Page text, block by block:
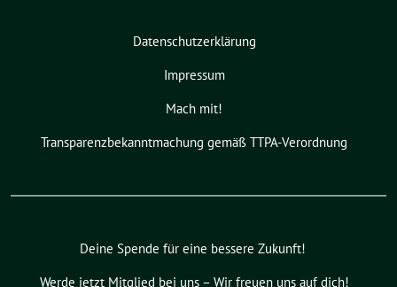
Datenschutzerklärung
Impressum
Mach mit!
Transparenzbekanntmachung gemäß TTPA-Verordnung
Deine Spende für eine bessere Zukunft!
Werde jetzt Mitglied bei uns – Wir freuen uns auf dich!